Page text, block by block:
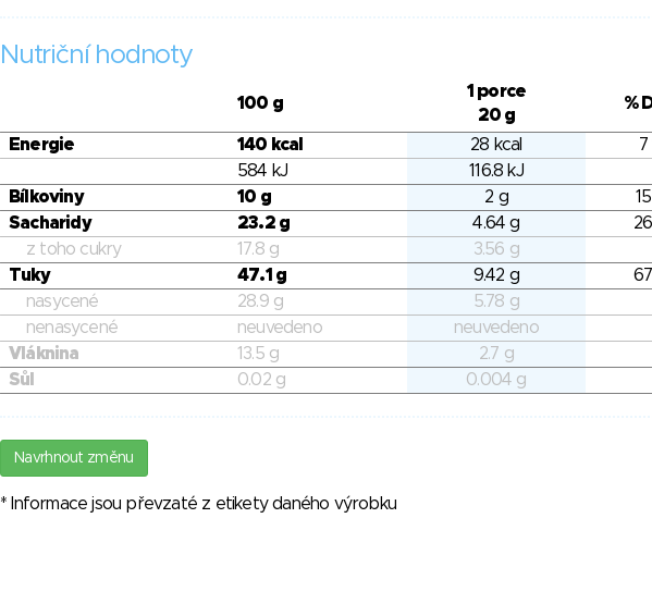
Nutriční hodnoty
100 g
1 porce
20 g
%
Energie 140 kcal 28 kcal
7
584 kJ
116.8 kJ
Bílkoviny
10 g 2 g
Sacharidy
23.2 g 4.64 g
z toho cukry
17.8 g
3.56 g
Tuky
47.1 g 9.42 g
nasycené
28.9 g
5.78 g
nenasycené
neuvedeno
neuvedeno
Vláknina
13.5 g
2.7 g
Sůl
0.02 g 0.004 g
Navrhnout změnu
* Informace jsou převzaté z etikety daného výrobku